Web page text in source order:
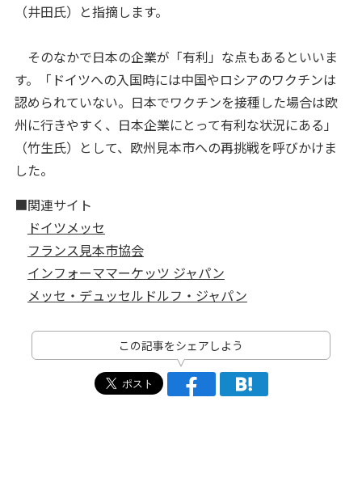
（井田氏）と指摘します。
そのなかで日本の企業が「有利」な点もあるといいま
す。「ドイツへの入国時には中国やロシアのワクチンは
認められていない。日本でワクチンを接種した場合は欧
州に行きやすく、日本企業にとって有利な状況にある」
（竹生氏）として、欧州見本市への再挑戦を呼びかけま
した。
■関連サイト
ドイツメッセ
フランス見本市協会
インフォーママーケッツ ジャパン
メッセ・デュッセルドルフ・ジャパン
この記事をシェアしよう